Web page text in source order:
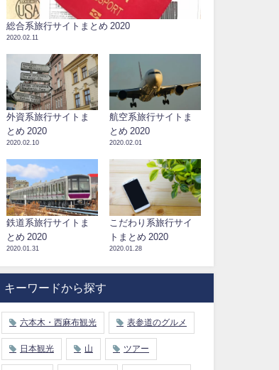
総合系旅行サイトまとめ 2020
2020.02.11
外資系旅行サイトま
とめ 2020
2020.02.10
航空系旅行サイトま
とめ 2020
2020.02.01
鉄道系旅行サイトま
とめ 2020
2020.01.31
こだわり系旅行サイ
トまとめ 2020
2020.01.28
キーワードから探す
六本木・西麻布観光 表参道のグルメ
日本観光 山 ツアー